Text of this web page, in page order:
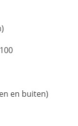
en buiten)